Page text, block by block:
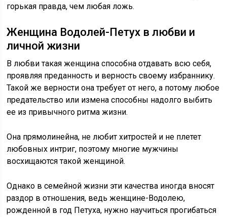
горькая правда, чем любая ложь.
Женщина Водолей-Петух в любви и
личной жизни
В любви такая женщина способна отдавать всю себя,
проявляя преданность и верность своему избраннику.
Такой же верности она требует от него, а потому любое
предательство или измена способны надолго выбить
ее из привычного ритма жизни.
Она прямолинейна, не любит хитростей и не плетет
любовных интриг, поэтому многие мужчины
восхищаются такой женщиной.
Однако в семейной жизни эти качества иногда вносят
раздор в отношения, ведь женщине-Водолею,
рожденной в год Петуха, нужно научиться прогибаться